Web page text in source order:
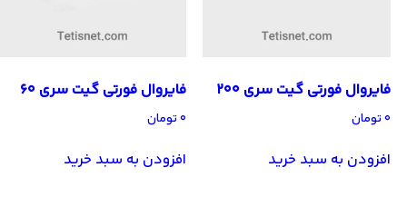
فایروال فورتی گیت سری 200
تومان
افزودن به سبد خرید
فایروال فورتی گیت سری 60
تومان
افزودن به سبد خرید